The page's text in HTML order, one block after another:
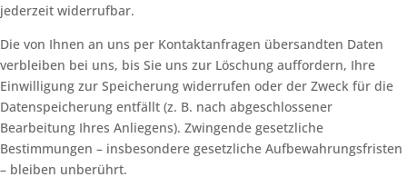
jederzeit widerrufbar.
Die von Ihnen an uns per Kontaktanfragen übersandten Daten
verbleiben bei uns, bis Sie uns zur Löschung auffordern, Ihre
Einwilligung zur Speicherung widerrufen oder der Zweck für die
Datenspeicherung entfällt (z. B. nach abgeschlossener
Bearbeitung Ihres Anliegens). Zwingende gesetzliche
Bestimmungen – insbesondere gesetzliche Aufbewahrungsfristen
– bleiben unberührt.